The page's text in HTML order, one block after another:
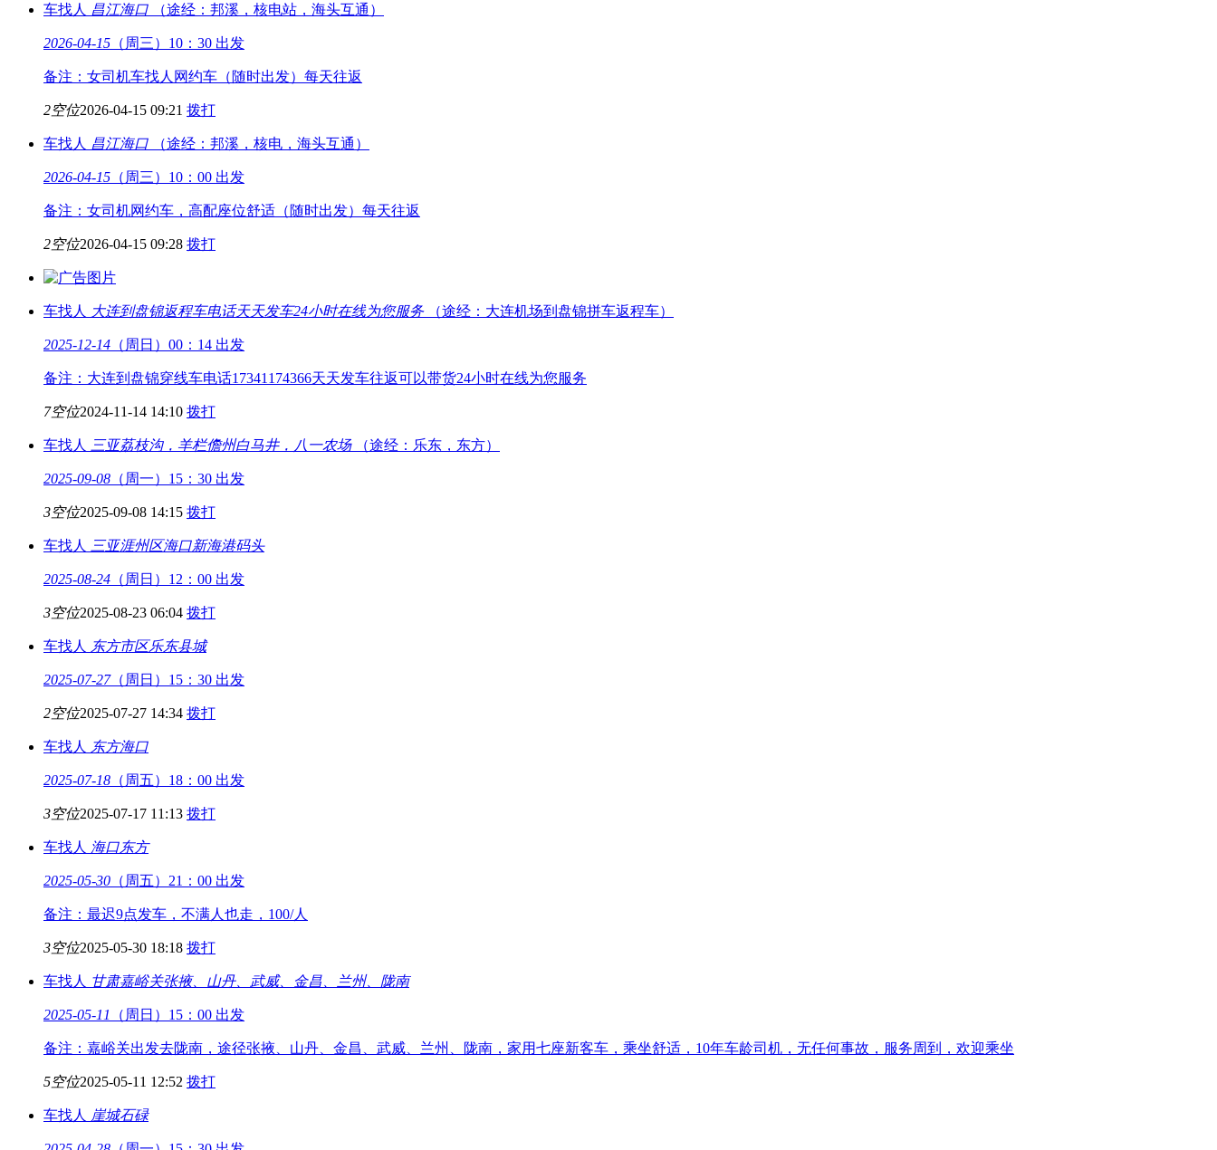
车找人 昌江海口 （途经：邦溪，核电站，海头互通）
2026-04-15 （周三）10：30 出发
备注：女司机车找人网约车（随时出发）每天往返
2空位2026-04-15 09:21 拨打
车找人 昌江海口 （途经：邦溪，核电，海头互通）
2026-04-15 （周三）10：00 出发
备注：女司机网约车，高配座位舒适（随时出发）每天往返
2空位2026-04-15 09:28 拨打
车找人 大连到盘锦返程车电话天天发车24小时在线为您服务 （途经：大连机场到盘锦拼车返程车）
2025-12-14 （周日）00：14 出发
备注：大连到盘锦穿线车电话17341174366天天发车往返可以带货24小时在线为您服务
7空位2024-11-14 14:10 拨打
车找人 三亚荔枝沟，羊栏儋州白马井，八一农场 （途经：乐东，东方）
2025-09-08 （周一）15：30 出发
3空位2025-09-08 14:15 拨打
车找人 三亚涯州区海口新海港码头
2025-08-24 （周日）12：00 出发
3空位2025-08-23 06:04 拨打
车找人 东方市区乐东县城
2025-07-27（周日）15：30 出发
2空位2025-07-27 14:34 拨打
车找人 东方海口
2025-07-18 （周五）18：00 出发
3空位2025-07-17 11:13 拨打
车找人 海口东方
2025-05-30 （周五）21：00 出发
备注：最迟9点发车，不满人也走，100/人
3空位2025-05-30 18:18 拨打
车找人 甘肃嘉峪关张掖、山丹、武威、金昌、兰州、陇南
2025-05-11 （周日）15：00 出发
备注：嘉峪关出发去陇南，途径张掖、山丹、金昌、武威、兰州、陇南，家用七座新客车，乘坐舒适，10年车龄司机，无任何事故，服务周到，欢迎乘坐
5空位2025-05-11 12:52 拨打
车找人 崖城石碌